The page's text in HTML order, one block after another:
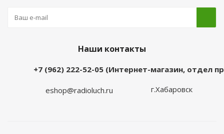
Наши контакты
+7 (962) 222-52-05 (Интернет-магазин, отдел
eshop@radioluch.ru г.Хабаровск